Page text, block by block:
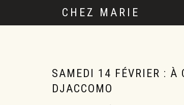
CHEZ MARIE
SAMEDI 14 FÉVRIER : À
DJACCOMO